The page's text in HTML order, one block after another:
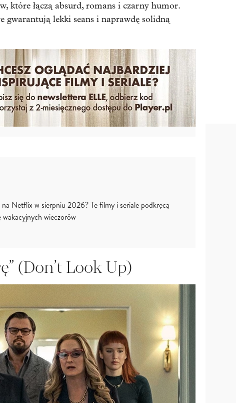
które łączą absurd, romans i czarny humor.
gwarantują lekki seans i naprawdę solidną
Netflix w sierpniu 2026? Te filmy i seriale podkręcą
wieczorów
(Don’t Look Up)